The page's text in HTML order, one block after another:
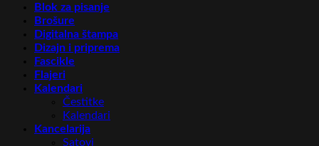
Blok za pisanje
Brošure
Digitalna štampa
Dizajn i priprema
Fascikle
Flajeri
Kalendari
Čestitke
Kalendari
Kancelarija
Satovi